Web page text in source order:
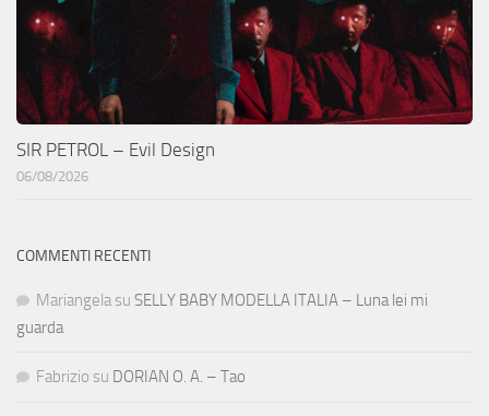
SIR PETROL – Evil Design
06/08/2026
COMMENTI RECENTI
Mariangela su SELLY BABY MODELLA ITALIA – Luna lei mi
guarda
Fabrizio su DORIAN O. A. – Tao